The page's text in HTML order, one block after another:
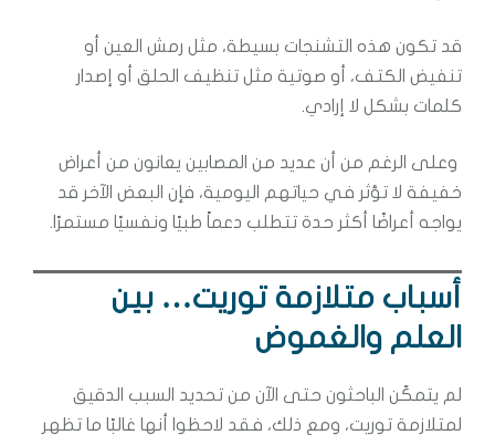
قد تكون هذه التشنجات بسيطة، مثل رمش العين أو
تنفيض الكتف، أو صوتية مثل تنظيف الحلق أو إصدار
كلمات بشكل لا إرادي.
وعلى الرغم من أن عديد من المصابين يعانون من أعراض
خفيفة لا تؤثر في حياتهم اليومية، فإن البعض الآخر قد
يواجه أعراضًا أكثر حدة تتطلب دعماً طبيًا ونفسيًا مستمرًا.
أسباب متلازمة توريت… بين
العلم والغموض
لم يتمكّن الباحثون حتى الآن من تحديد السبب الدقيق
لمتلازمة توريت، ومع ذلك، فقد لاحظوا أنها غالبًا ما تظهر